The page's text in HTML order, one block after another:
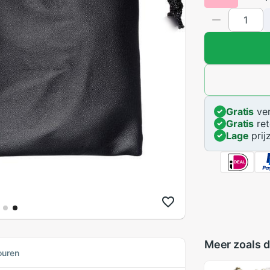
Gratis
Gratis
Lage
Meer zoals